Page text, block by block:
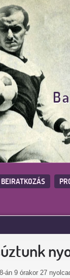
BEIRATKOZÁS
án 9 órakor 27